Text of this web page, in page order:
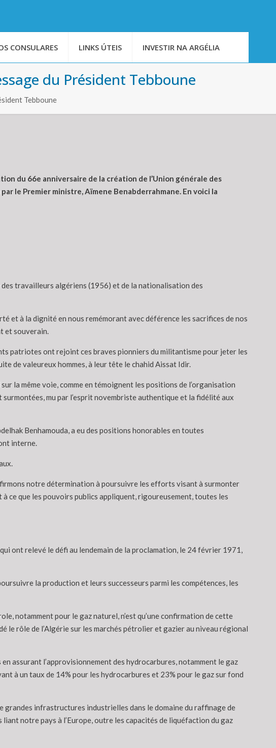
CONSULARES LINKS ÚTEIS INVESTIR NA ARGÉLIA
du Président Tebboune
Tebboune
du 66e anniversaire de la création de l’Union générale des
le Premier ministre, Aïmene Benabderrahmane. En voici la
travailleurs algériens (1956) et de la nationalisation des
et à la dignité en nous remémorant avec déférence les sacrifices de nos
et souverain.
patriotes ont rejoint ces braves pionniers du militantisme pour jeter les
de valeureux hommes, à leur tête le chahid Aissat Idir.
la même voie, comme en témoignent les positions de l’organisation
mu par l’esprit novembriste authentique et la fidélité aux
Benhamouda, a eu des positions honorables en toutes
interne.
notre détermination à poursuivre les efforts visant à surmonter
ce que les pouvoirs publics appliquent, rigoureusement, toutes les
ont relevé le défi au lendemain de la proclamation, le 24 février 1971,
la production et leurs successeurs parmi les compétences, les
notamment pour le gaz naturel, n’est qu’une confirmation de cette
le rôle de l’Algérie sur les marchés pétrolier et gazier au niveau régional
assurant l’approvisionnement des hydrocarbures, notamment le gaz
à un taux de 14% pour les hydrocarbures et 23% pour le gaz sur fond
grandes infrastructures industrielles dans le domaine du raffinage de
notre pays à l’Europe, outre les capacités de liquéfaction du gaz